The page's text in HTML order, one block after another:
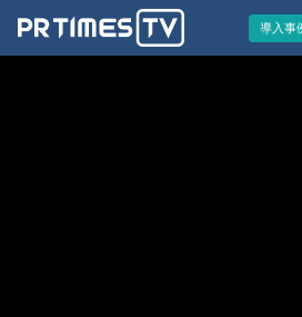
導入事